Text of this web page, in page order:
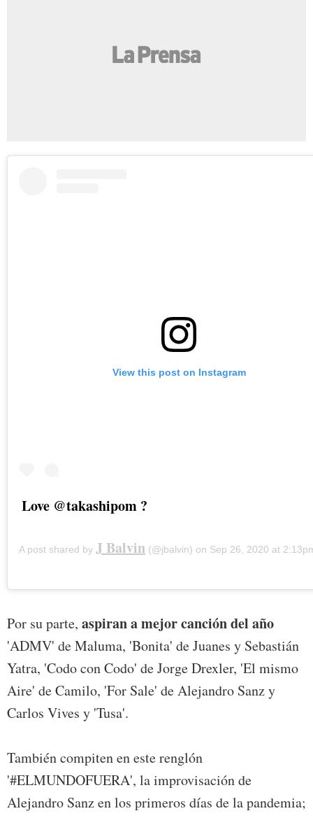
View this post on Instagram
Love @takashipom ?
A post shared by J Balvin (@jbalvin) on Sep 26, 2020 at
Por su parte, aspiran a mejor canción del año
'ADMV' de Maluma, 'Bonita' de Juanes y Sebastián
Yatra, 'Codo con Codo' de Jorge Drexler, 'El mismo
Aire' de Camilo, 'For Sale' de Alejandro Sanz y
Carlos Vives y 'Tusa'.
También compiten en este renglón
'#ELMUNDOFUERA', la improvisación de
Alejandro Sanz en los primeros días de la pandemia;